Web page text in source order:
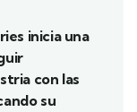
inicia una
con las
su